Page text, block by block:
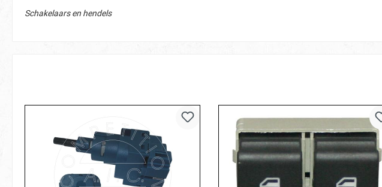
Schakelaars en hendels